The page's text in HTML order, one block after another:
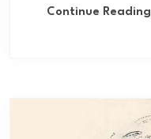
Continue Reading